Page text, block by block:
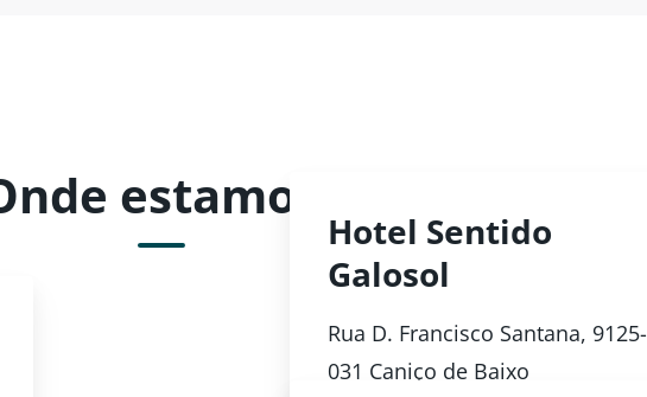
estamos?
Hotel Sentido
Galosol
Rua D. Francisco Santana, 9125-
031 Caniço de Baixo